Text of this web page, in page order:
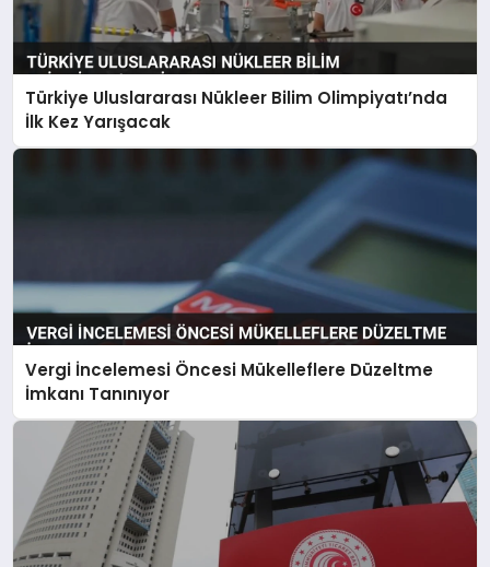
Türkiye Uluslararası Nükleer Bilim Olimpiyatı’nda
İlk Kez Yarışacak
Vergi İncelemesi Öncesi Mükelleflere Düzeltme
İmkanı Tanınıyor